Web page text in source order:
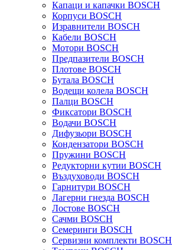
Капаци и капачки BOSCH
Корпуси BOSCH
Изравнители BOSCH
Кабели BOSCH
Мотори BOSCH
Предпазители BOSCH
Плотове BOSCH
Бутала BOSCH
Водещи колела BOSCH
Палци BOSCH
Фиксатори BOSCH
Водачи BOSCH
Дифузьори BOSCH
Кондензатори BOSCH
Пружини BOSCH
Редукторни кутии BOSCH
Въздуховоди BOSCH
Гарнитури BOSCH
Лагерни гнезда BOSCH
Лостове BOSCH
Сачми BOSCH
Семеринги BOSCH
Сервизни комплекти BOSCH